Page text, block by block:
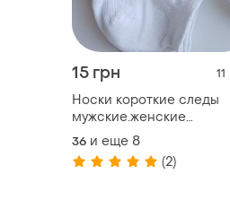
15 грн 11
Носки короткие следы
мужские.женские
стрейчевые хлопок сетка
размеры36.38 40.43.45
36 и еще 8
(2)